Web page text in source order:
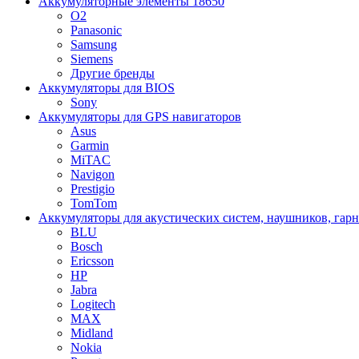
O2
Panasonic
Samsung
Siemens
Другие бренды
Аккумуляторы для BIOS
Sony
Аккумуляторы для GPS навигаторов
Asus
Garmin
MiTAC
Navigon
Prestigio
TomTom
Аккумуляторы для акустических систем, наушников,
BLU
Bosch
Ericsson
HP
Jabra
Logitech
MAX
Midland
Nokia